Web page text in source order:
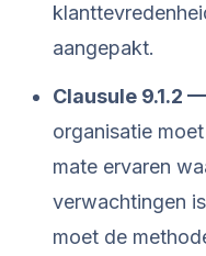
aangepakt.
Clausule 9.1.2
organisatie
mate ervaren
verwachtingen
moet de